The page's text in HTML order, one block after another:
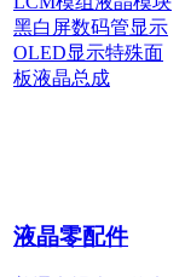
黑白屏数码管显示
OLED显示特殊面
板液晶总成
液晶零配件